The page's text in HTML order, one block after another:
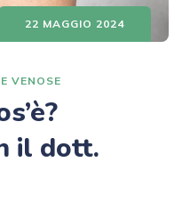
22 MAGGIO 2024
VENOSE
il dott.